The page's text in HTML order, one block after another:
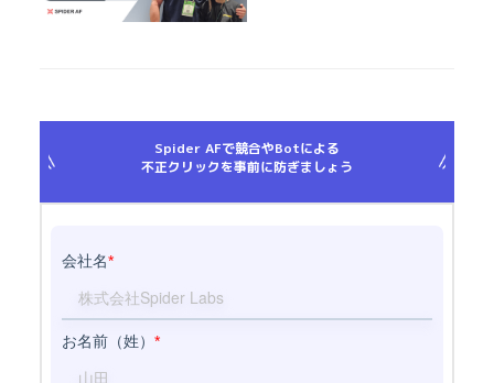
Spider AFで競合やBotによる
不正クリックを事前に防ぎましょう